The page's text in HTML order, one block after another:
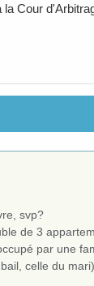
Cour
svp?
de 3
par une
celle du